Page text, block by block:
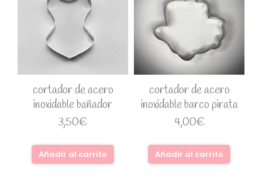
cortador de acero
inoxidable bañador
3,50€
Añadir al carrito
cortador de acero
inoxidable barco pirata
4,00€
Añadir al carrito